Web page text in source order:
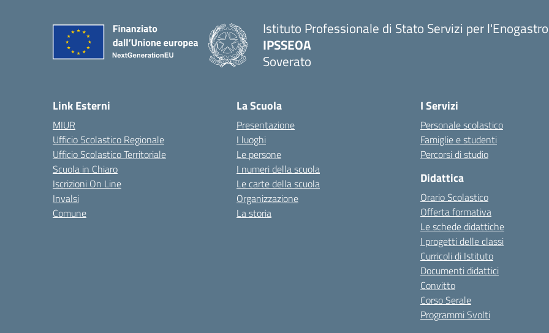
Istituto Professionale di Stato Servizi per
IPSSEOA
Soverato
Link Esterni
MIUR
Ufficio Scolastico Regionale
Ufficio Scolastico Territoriale
Scuola in Chiaro
Iscrizioni On Line
Invalsi
Comune
La Scuola
Presentazione
I luoghi
Le persone
I numeri della scuola
Le carte della scuola
Organizzazione
La storia
I Servizi
Personale scolastico
Famiglie e studenti
Percorsi di studio
Didattica
Orario Scolastico
Offerta formativa
Le schede didattiche
I progetti delle classi
Curricoli di Istituto
Documenti didattici
Convitto
Corso Serale
Programmi Svolti